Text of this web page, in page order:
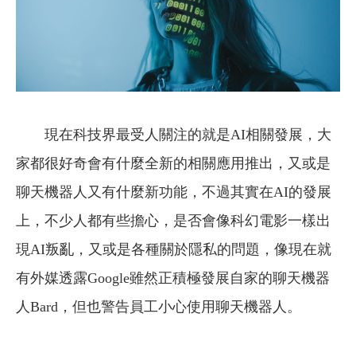
現在科技界最受人關注的就是AI相關發展，大
家都很好奇會有什麼全新的相關應用推出，又或是
聊天機器人又有什麼新功能，不過其實在AI的發展
上，不少人都有些擔心，是否會像科幻電影一樣出
現AI叛亂，又或是各種關於隱私的問題，像現在就
有外媒透露Google雖然正積極發展自家的聊天機器
人Bard，但也警告員工小心使用聊天機器人。